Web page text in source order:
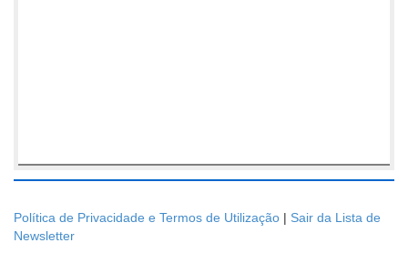
Política de Privacidade e Termos de Utilização | Sair da Lista de
Newsletter